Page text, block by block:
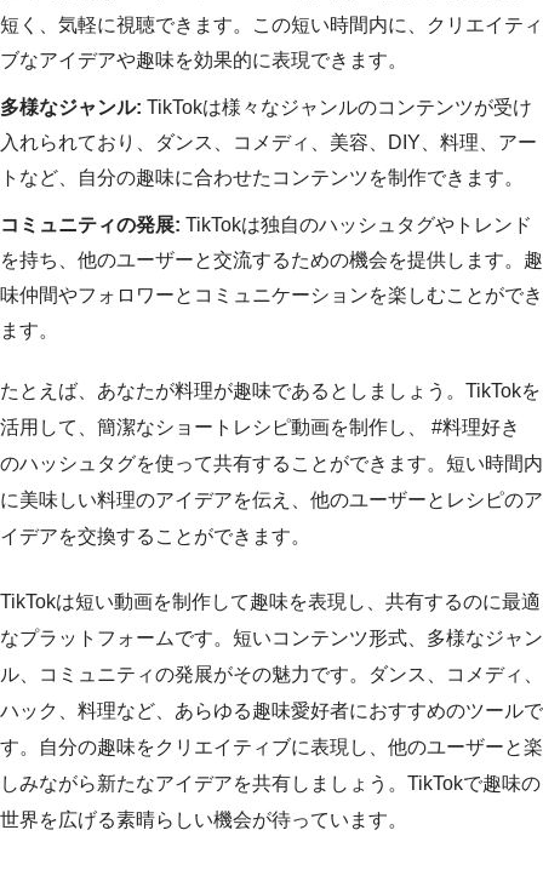
短く、気軽に視聴できます。この短い時間内に、クリエイティ
ブなアイデアや趣味を効果的に表現できます。
多様なジャンル: TikTokは様々なジャンルのコンテンツが受け
入れられており、ダンス、コメディ、美容、DIY、料理、アー
トなど、自分の趣味に合わせたコンテンツを制作できます。
コミュニティの発展: TikTokは独自のハッシュタグやトレンド
を持ち、他のユーザーと交流するための機会を提供します。趣
味仲間やフォロワーとコミュニケーションを楽しむことができ
ます。
たとえば、あなたが料理が趣味であるとしましょう。TikTokを
活用して、簡潔なショートレシピ動画を制作し、 #料理好き
のハッシュタグを使って共有することができます。短い時間内
に美味しい料理のアイデアを伝え、他のユーザーとレシピのア
イデアを交換することができます。
TikTokは短い動画を制作して趣味を表現し、共有するのに最適
なプラットフォームです。短いコンテンツ形式、多様なジャン
ル、コミュニティの発展がその魅力です。ダンス、コメディ、
ハック、料理など、あらゆる趣味愛好者におすすめのツールで
す。自分の趣味をクリエイティブに表現し、他のユーザーと楽
しみながら新たなアイデアを共有しましょう。TikTokで趣味の
世界を広げる素晴らしい機会が待っています。